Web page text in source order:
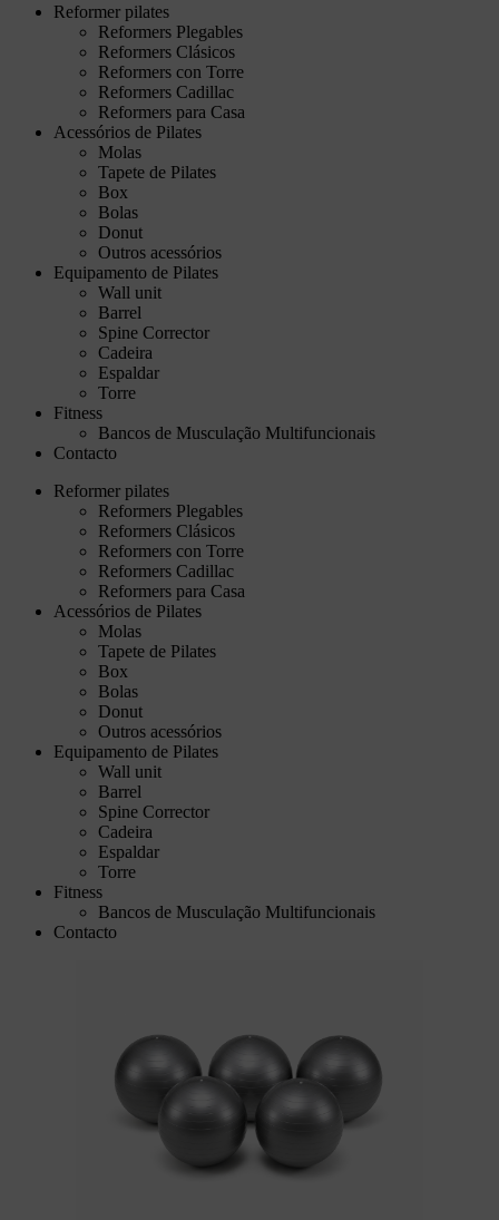
Reformer pilates
Reformers Plegables
Reformers Clásicos
Reformers con Torre
Reformers Cadillac
Reformers para Casa
Acessórios de Pilates
Molas
Tapete de Pilates
Box
Bolas
Donut
Outros acessórios
Equipamento de Pilates
Wall unit
Barrel
Spine Corrector
Cadeira
Espaldar
Torre
Fitness
Bancos de Musculação Multifuncionais
Contacto
Reformer pilates
Reformers Plegables
Reformers Clásicos
Reformers con Torre
Reformers Cadillac
Reformers para Casa
Acessórios de Pilates
Molas
Tapete de Pilates
Box
Bolas
Donut
Outros acessórios
Equipamento de Pilates
Wall unit
Barrel
Spine Corrector
Cadeira
Espaldar
Torre
Fitness
Bancos de Musculação Multifuncionais
Contacto